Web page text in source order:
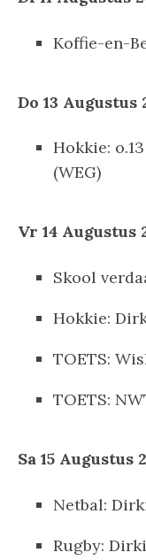
Koffie-en-
Do 13 Augustus
Hokkie:
(WEG)
Vr 14 Augustus
Skool
Hokkie:
TOETS:
TOETS:
Sa 15 Augustus
Netbal:
Rugby: